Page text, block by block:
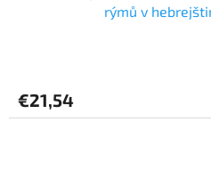
rýmů v
€21,54